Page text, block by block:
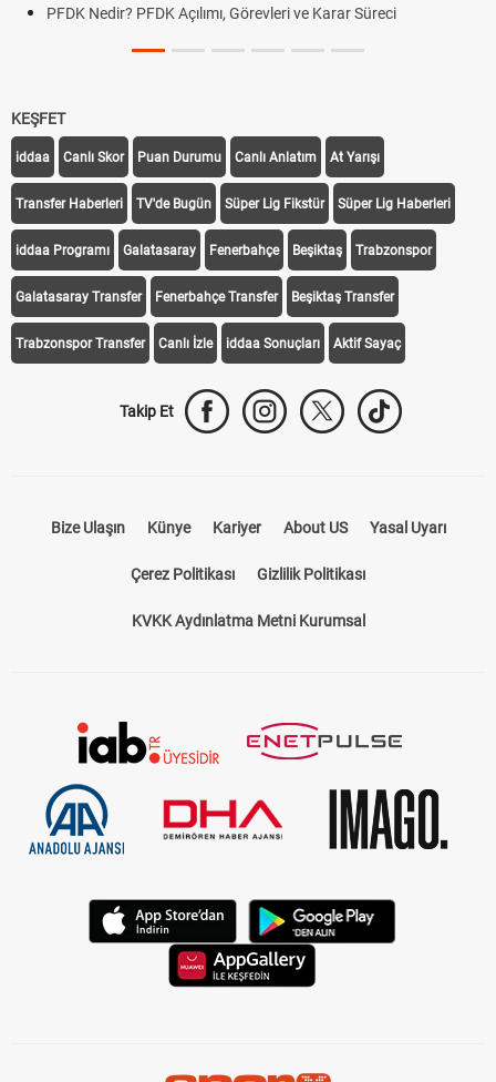
PFDK Nedir? PFDK Açılımı, Görevleri ve Karar Süreci
KEŞFET
iddaa Canlı Skor Puan Durumu Canlı Anlatım At Yarışı
Transfer Haberleri TV'de Bugün Süper Lig Fikstür Süper Lig Haberleri
iddaa Programı Galatasaray Fenerbahçe Beşiktaş Trabzonspor
Galatasaray Transfer Fenerbahçe Transfer Beşiktaş Transfer
Trabzonspor Transfer Canlı İzle iddaa Sonuçları Aktif Sayaç
Takip Et
Bize Ulaşın Künye Kariyer About US Yasal Uyarı
Çerez Politikası Gizlilik Politikası
KVKK Aydınlatma Metni Kurumsal